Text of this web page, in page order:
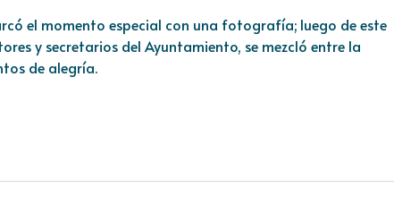
el momento especial con una fotografía; luego de este
y secretarios del Ayuntamiento, se mezcló entre la
de alegría.